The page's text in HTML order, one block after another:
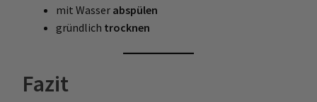
mit Wasser abspülen
gründlich trocknen
Fazit